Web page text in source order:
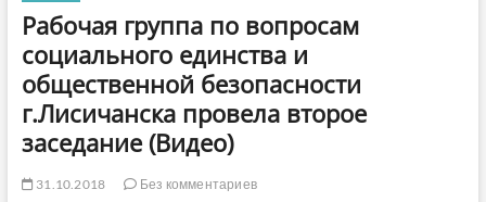
Рабочая группа по вопросам
социального единства и
общественной безопасности
г.Лисичанска провела второе
заседание (Видео)
31.10.2018
Без комментариев